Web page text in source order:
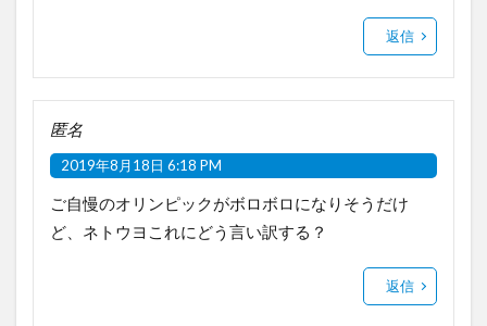
返信
匿名
2019年8月18日 6:18 PM
ご自慢のオリンピックがボロボロになりそうだけ
ど、ネトウヨこれにどう言い訳する？
返信